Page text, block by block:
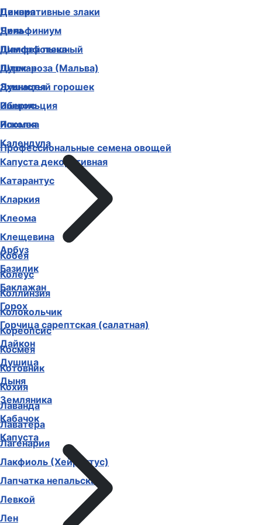
Декоративные злаки
Дельфиниум
Диморфотека
Дурман
Душистый горошек
Иберис
Ипомея
Календула
Капуста декоративная
Катарантус
Кларкия
Клеома
Клещевина
Кобея
Колеус
Коллинзия
Колокольчик
Кореопсис
Космея
Котовник
Кохия
Лаванда
Лаватера
Лагенария
Лакфиоль (Хейрантус)
Лапчатка непальская
Левкой
Лен
Цинния
Чина
Шалфей пышный
Шток-роза (Мальва)
Эхинацея
Эшшольция
Ясколка
Профессиональные семена овощей
Арбуз
Базилик
Баклажан
Горох
Горчица сарептская (салатная)
Дайкон
Душица
Дыня
Земляника
Кабачок
Капуста